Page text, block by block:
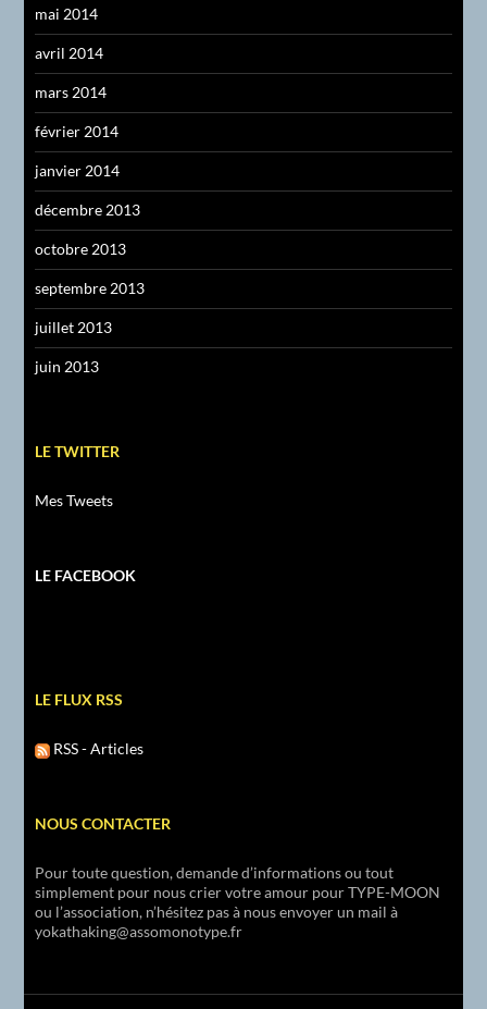
mai 2014
avril 2014
mars 2014
février 2014
janvier 2014
décembre 2013
octobre 2013
septembre 2013
juillet 2013
juin 2013
LE TWITTER
Mes Tweets
LE FACEBOOK
LE FLUX RSS
RSS - Articles
NOUS CONTACTER
Pour toute question, demande d’informations ou tout
simplement pour nous crier votre amour pour TYPE-MOON
ou l’association, n’hésitez pas à nous envoyer un mail à
yokathaking@assomonotype.fr